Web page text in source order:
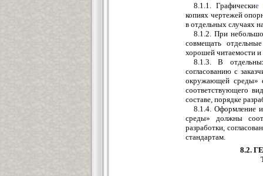
8.1.1. Графические
копиях чертежей
в отдельных случаях
8.1.2. При
совмещать
хорошей читаемости
8.1.3. В
согласованию с
окружающей среды»
соответствующего
составе, порядке
8.1.4. Оформление
среды» должны
разработки,
стандартам.
8.2.